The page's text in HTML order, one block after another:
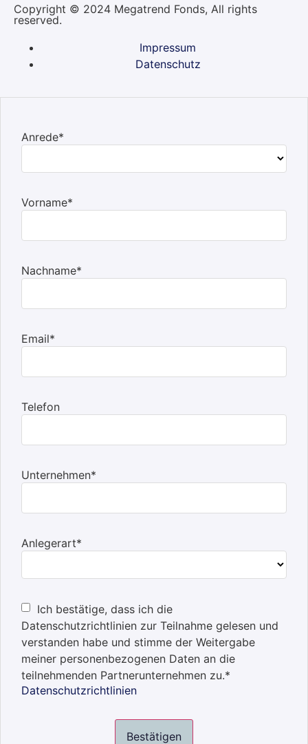
Copyright © 2024 Megatrend Fonds, All rights
reserved.
Impressum
Datenschutz
Anrede*
Vorname*
Nachname*
Email*
Telefon
Unternehmen*
Anlegerart*
Ich bestätige, dass ich die
Datenschutzrichtlinien zur Teilnahme gelesen und
verstanden habe und stimme der Weitergabe
meiner personenbezogenen Daten an die
teilnehmenden Partnerunternehmen zu.*
Datenschutzrichtlinien